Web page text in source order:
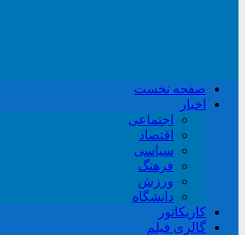
صفحه نخست
اخبار
اجتماعی
اقتصاد
سیاسی
فرهنگ
ورزش
دانشگاه
کاریکاتور
گالری فیلم